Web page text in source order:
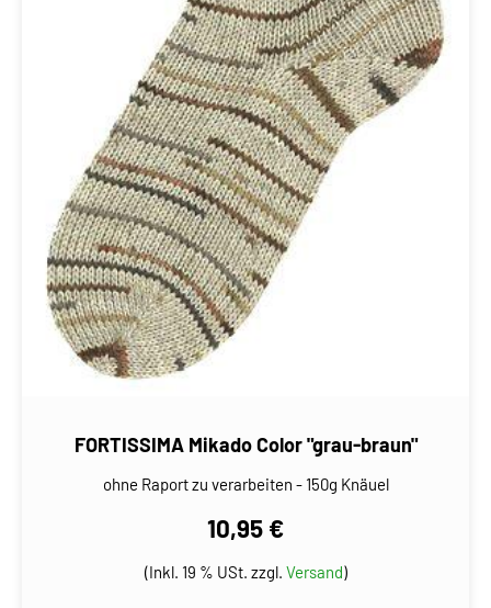
FORTISSIMA Mikado Color "grau-braun"
ohne Raport zu verarbeiten - 150g Knäuel
10,95 €
(Inkl. 19 % USt. zzgl. Versand)